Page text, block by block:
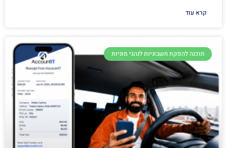
קרא עוד
תוכנה להפקת חשבוניות לנהגי מוניות